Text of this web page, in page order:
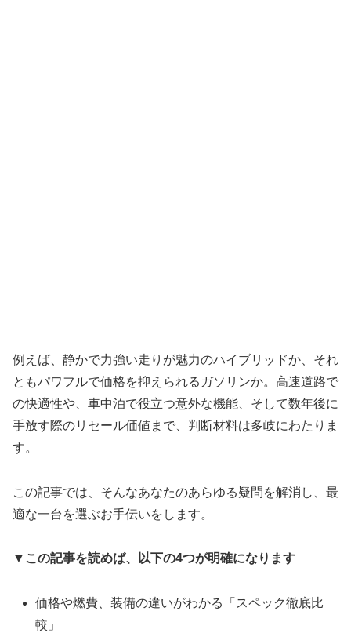
例えば、静かで力強い走りが魅力のハイブリッドか、それ
ともパワフルで価格を抑えられるガソリンか。高速道路で
の快適性や、車中泊で役立つ意外な機能、そして数年後に
手放す際のリセール価値まで、判断材料は多岐にわたりま
す。
この記事では、そんなあなたのあらゆる疑問を解消し、最
適な一台を選ぶお手伝いをします。
▼この記事を読めば、以下の4つが明確になります
価格や燃費、装備の違いがわかる「スペック徹底比
較」